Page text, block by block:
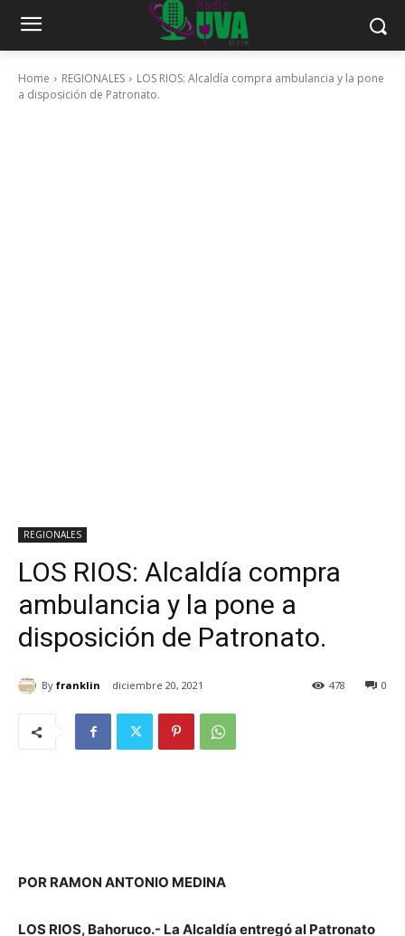
Home REGIONALES
LOS RIOS: Alcaldía compra ambulancia y la pone
a disposición de Patronato.
REGIONALES
LOS RIOS: Alcaldía compra
ambulancia y la pone a
disposición de Patronato.
By franklin diciembre 20, 2021 0
478
POR RAMON ANTONIO MEDINA
LOS RIOS, Bahoruco.- La Alcaldía entregó al Patronato